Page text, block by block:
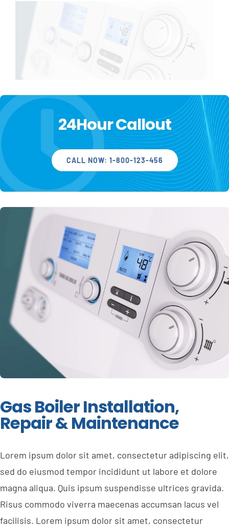
Wissenswertes
Kundenservice
Satzungen
24Hour Callout
CALL NOW: 1-800-123-456
Gas Boiler Installation,
Repair & Maintenance
Lorem ipsum dolor sit amet, consectetur adipiscing elit,
sed do eiusmod tempor incididunt ut labore et dolore
magna aliqua. Quis ipsum suspendisse ultrices gravida.
Risus commodo viverra maecenas accumsan lacus vel
facilisis. Lorem ipsum dolor sit amet, consectetur